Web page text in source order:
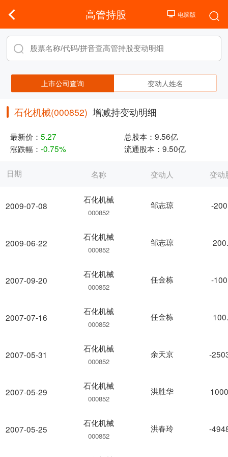
高管持股
上市公司查询 变动人姓名
石化机械(000852) 增减持变动明细
最新价： 5.27 总股本： 9.56亿
涨跌幅： -0.75% 流通股本： 9.50亿
日期
2009-07-08
2009-06-22
2007-09-20
2007-07-16
2007-05-31
2007-05-29
2007-05-25
名称 变动人 变动
石化机械
000852
邹志琼 -
石化机械
000852
邹志琼
石化机械
000852
任金栋 -
石化机械
000852
任金栋
石化机械
000852
余天京 -
石化机械
000852
洪胜华
石化机械
000852
洪春玲 -